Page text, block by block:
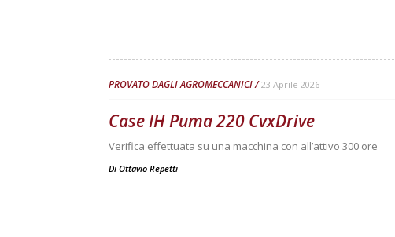
PROVATO DAGLI AGROMECCANICI 23 Aprile 2026
Case IH Puma 220 CvxDrive
Verifica effettuata su una macchina con all’attivo 300 ore
Di Ottavio Repetti